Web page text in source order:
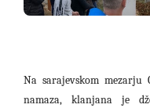
Na sarajevskom
namaza, klanjana je